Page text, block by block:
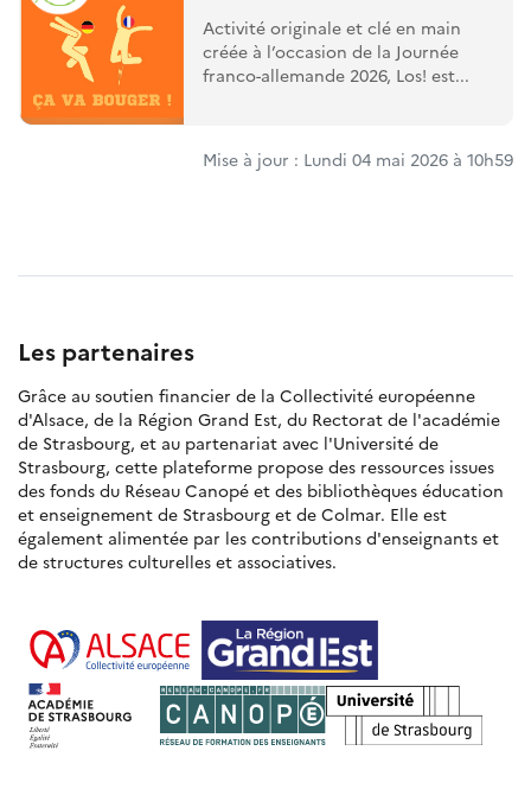
Activité originale et clé en main
créée à l’occasion de la Journée
franco-allemande 2026, Los! est...
Mise à jour : Lundi 04 mai 2026 à 10h59
Les partenaires
Grâce au soutien financier de la Collectivité européenne
d'Alsace, de la Région Grand Est, du Rectorat de l'académie
de Strasbourg, et au partenariat avec l'Université de
Strasbourg, cette plateforme propose des ressources issues
des fonds du Réseau Canopé et des bibliothèques éducation
et enseignement de Strasbourg et de Colmar. Elle est
également alimentée par les contributions d'enseignants et
de structures culturelles et associatives.